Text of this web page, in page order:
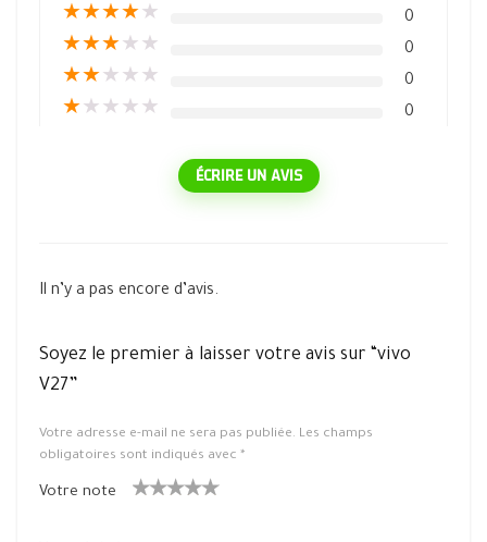
★★★★★ 0
★★★★ ★ 0
★★★ ★ ★ 0
★★ ★ ★ ★ 0
ÉCRIRE UN AVIS
Il n’y a pas encore d’avis.
Soyez le premier à laisser votre avis sur “vivo
V27”
Votre adresse e-mail ne sera pas publiée. Les champs
obligatoires sont indiqués avec *
Votre note